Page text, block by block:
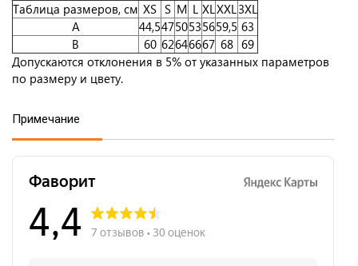
Таблица размеров, см XS S M L XLXXL3XL
A
44,54750535659,5 63
B
60 62646667 68 69
Допускаются отклонения в 5% от указанных параметров
по размеру и цвету.
Примечание